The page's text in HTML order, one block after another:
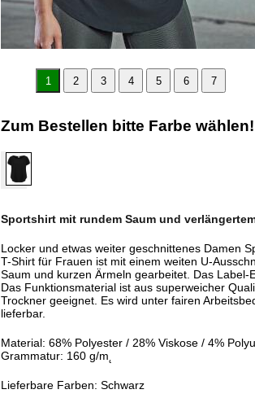
1 2 3 4 5 6 7
Zum Bestellen bitte Farbe wählen!
Sportshirt mit rundem Saum und
Locker und etwas weiter geschnittenes Damen
T-Shirt für Frauen ist mit einem weiten U-
Saum und kurzen Ärmeln gearbeitet. Das Label-
Das Funktionsmaterial ist aus superweicher
Trockner geeignet. Es wird unter fairen
lieferbar.
Material: 68% Polyester / 28% Viskose / 4%
Grammatur: 160 g/m˛
Lieferbare Farben: Schwarz